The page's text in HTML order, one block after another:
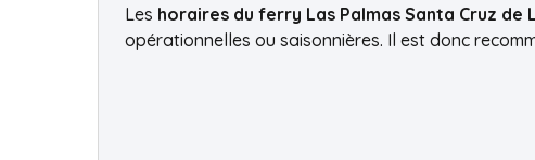
Les horaires du ferry Las Palmas Santa Cruz de
opérationnelles ou saisonnières. Il est donc